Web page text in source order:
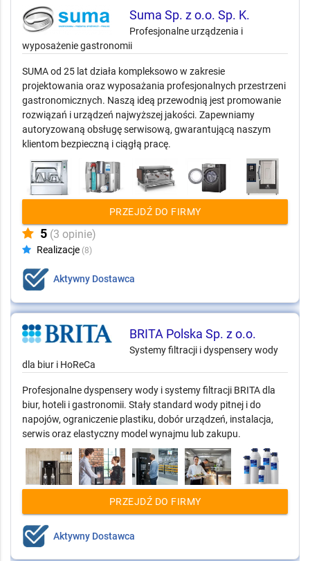
Suma Sp. z o.o. Sp. K.
Profesjonalne urządzenia i
wyposażenie gastronomii
SUMA od 25 lat działa kompleksowo w zakresie
projektowania oraz wyposażania profesjonalnych przestrzeni
gastronomicznych. Naszą ideą przewodnią jest promowanie
rozwiązań i urządzeń najwyższej jakości. Zapewniamy
autoryzowaną obsługę serwisową, gwarantującą naszym
klientom bezpieczną i ciągłą pracę.
PRZEJDŹ DO FIRMY
5 (3 opinie)
Realizacje (8)
Aktywny Dostawca
BRITA Polska Sp. z o.o.
Systemy filtracji i dyspensery wody
dla biur i HoReCa
Profesjonalne dyspensery wody i systemy filtracji BRITA dla
biur, hoteli i gastronomii. Stały standard wody pitnej i do
napojów, ograniczenie plastiku, dobór urządzeń, instalacja,
serwis oraz elastyczny model wynajmu lub zakupu.
PRZEJDŹ DO FIRMY
Aktywny Dostawca